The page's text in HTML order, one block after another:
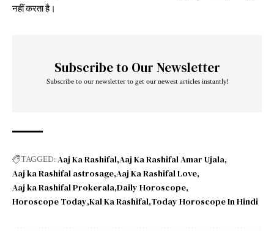
नहीं करता है।
Subscribe to Our Newsletter
Subscribe to our newsletter to get our newest articles instantly!
TAGGED:Aaj Ka Rashifal Aaj Ka Rashifal Amar Ujala
Aaj ka Rashifal astrosage Aaj Ka Rashifal Love
Aaj ka Rashifal Prokerala Daily Horoscope
Horoscope Today Kal Ka Rashifal Today Horoscope In Hindi